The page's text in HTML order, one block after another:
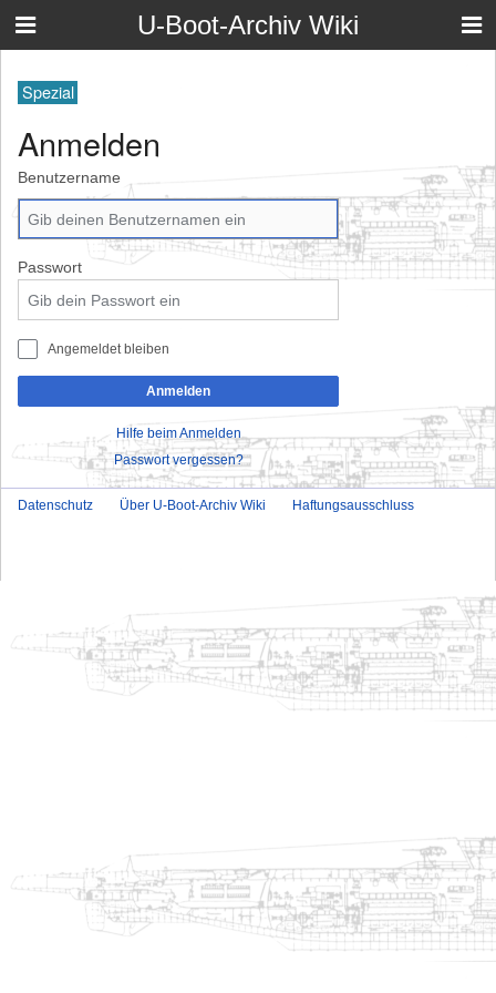
U-Boot-Archiv Wiki
Spezial
Anmelden
Benutzername
Passwort
Angemeldet bleiben
Anmelden
Hilfe beim Anmelden
Passwort vergessen?
Datenschutz Über U-Boot-Archiv Wiki Haftungsausschluss